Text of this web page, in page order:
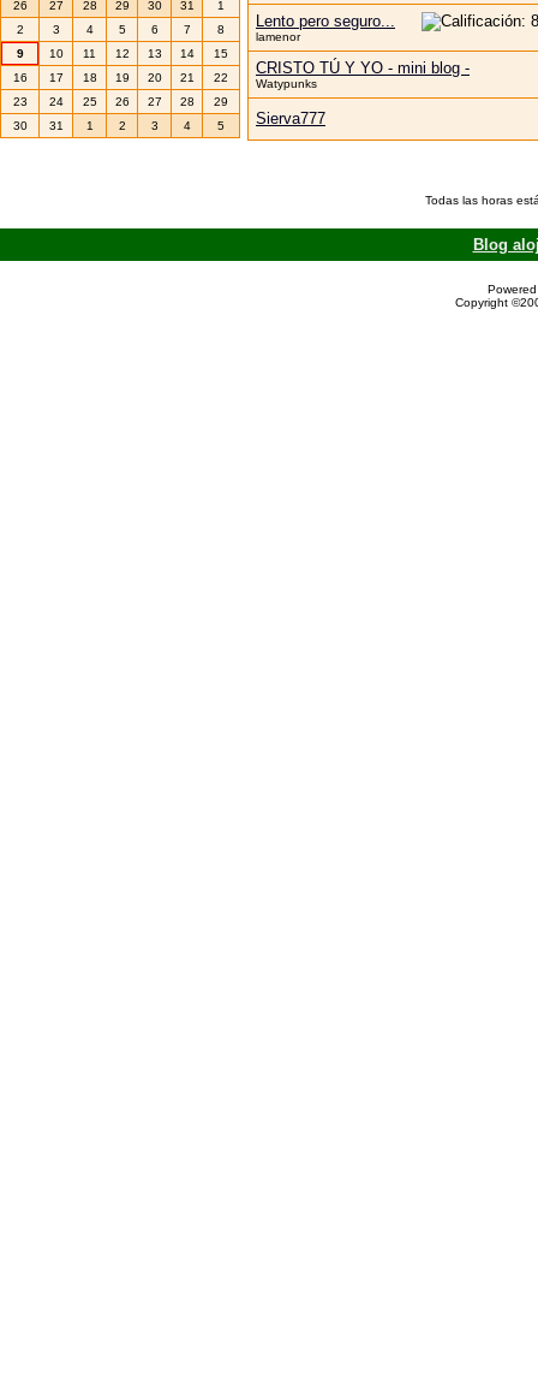
Lento pero seguro...
lamenor
CRISTO TÚ Y YO - mini blog -
Watypunks
Sierva777
26
27 28 29 30 31
1
2
3 4 5 6 7
8
9
10 11 12 13 14
15
16
17 18 19 20 21
22
23
24 25 26 27 28
29
30
31 1 2 3 4 5
Todas las horas
Blog
Copyright